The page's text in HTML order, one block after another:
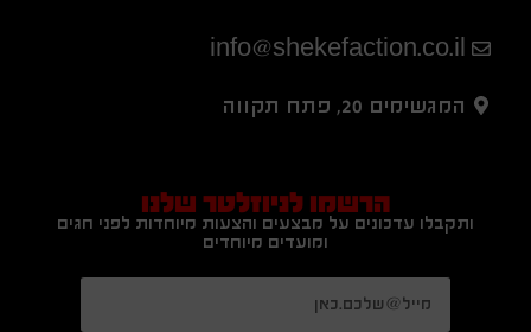
info@shekefaction.co.il
המגשימים 20, פתח תקווה
הרשמו לניוזלטר שלנו
ותקבלו עדכונים על מבצעים והצעות מיוחדות לפני חגים
ומועדים מיוחדים